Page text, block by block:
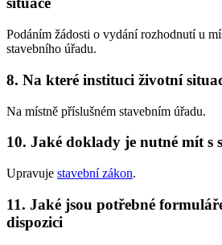
Podáním žádosti o vydání rozhodnutí u
stavebního úřadu.
8. Na které instituci životní
Na místně příslušném stavebním úřadu.
10. Jaké doklady je nutné mít s
Upravuje stavební zákon.
11. Jaké jsou potřebné
dispozici